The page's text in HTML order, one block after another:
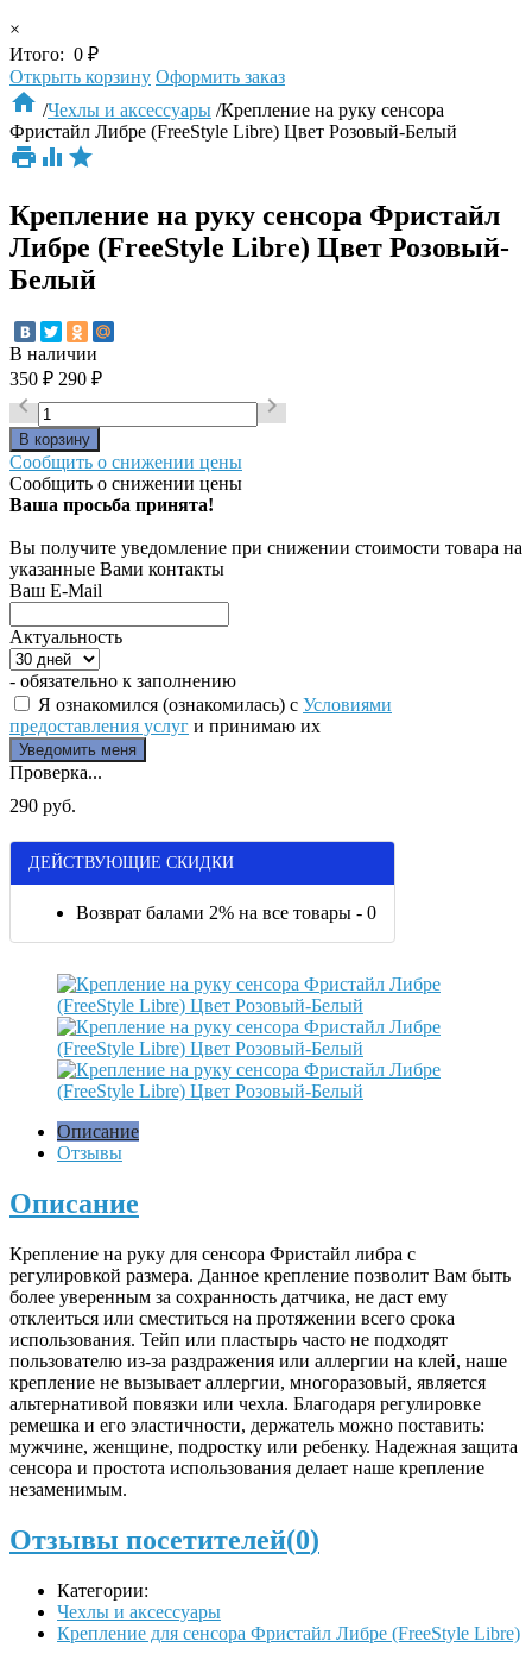
×
Итого: 0 ₽
Открыть корзину Оформить заказ
 /Чехлы и аксессуары /Крепление на руку сенсора
Фристайл Либре (FreeStyle Libre) Цвет Розовый-Белый
  
Крепление на руку сенсора Фристайл
Либре (FreeStyle Libre) Цвет Розовый-
Белый
В наличии
350 ₽ 290 ₽
 
Сообщить о снижении цены
Сообщить о снижении цены
Ваша просьба принята!
Вы получите уведомление при снижении стоимости товара на
указанные Вами контакты
Ваш E-Mail
Актуальность
- обязательно к заполнению
Я ознакомился (ознакомилась) с Условиями
предоставления услуг и принимаю их
Проверка...
290 руб.
ДЕЙСТВУЮЩИЕ СКИДКИ
Возврат балами 2% на все товары - 0
Описание
Отзывы
Описание
Крепление на руку для сенсора Фристайл либра с
регулировкой размера. Данное крепление позволит Вам быть
более уверенным за сохранность датчика, не даст ему
отклеиться или сместиться на протяжении всего срока
использования. Тейп или пластырь часто не подходят
пользователю из-за раздражения или аллергии на клей, наше
крепление не вызывает аллергии, многоразовый, является
альтернативой повязки или чехла. Благодаря регулировке
ремешка и его эластичности, держатель можно поставить:
мужчине, женщине, подростку или ребенку. Надежная защита
сенсора и простота использования делает наше крепление
незаменимым.
Отзывы посетителей(0)
Категории:
Чехлы и аксессуары
Крепление для сенсора Фристайл Либре (FreeStyle Libre)